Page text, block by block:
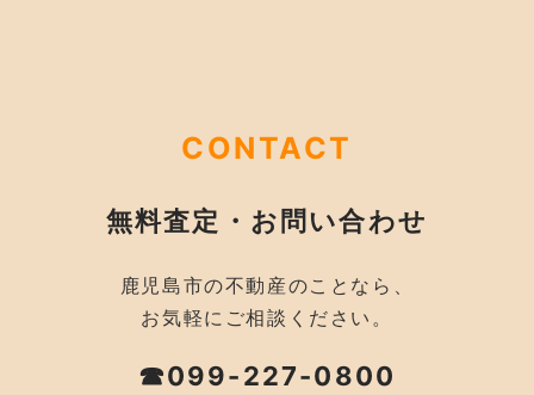
CONTACT
無料査定・お問い合わせ
鹿児島市の不動産のことなら、
お気軽にご相談ください。
☎099-227-0800